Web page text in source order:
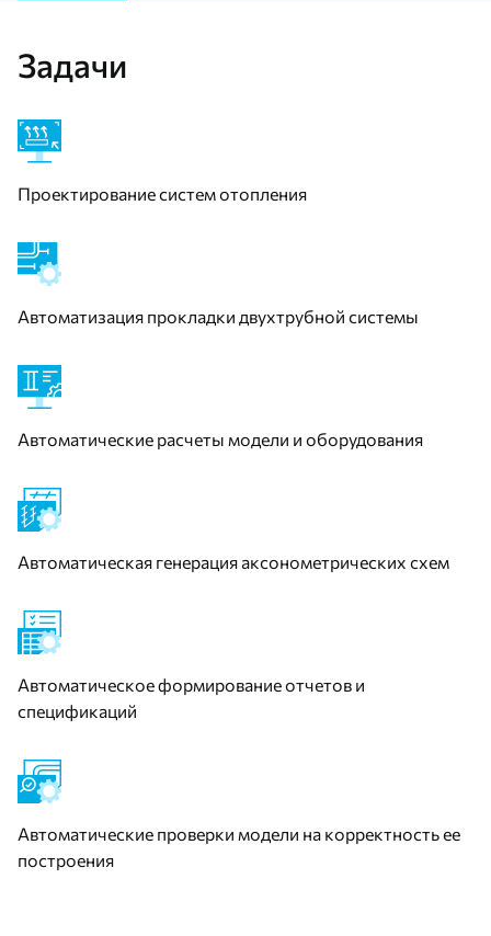
Задачи
Проектирование систем отопления
Автоматизация прокладки двухтрубной системы
Автоматические расчеты модели и оборудования
Автоматическая генерация аксонометрических схем
Автоматическое формирование отчетов и
спецификаций
Автоматические проверки модели на корректность ее
построения